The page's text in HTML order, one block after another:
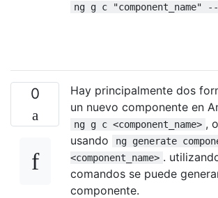
ng g c "component_name"
0
Hay principalmente dos
un nuevo componente en
ng g c <component_name> ,
usando
ng generate
<component_name> .
comandos se puede
componente.